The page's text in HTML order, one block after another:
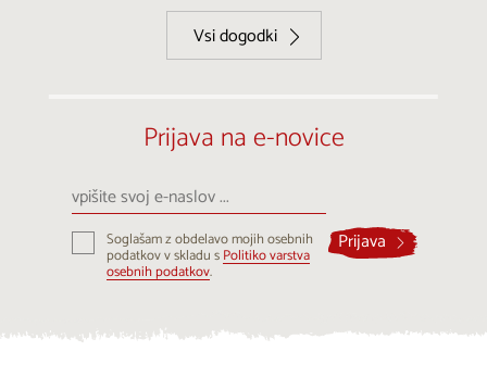
Vsi dogodki
Prijava na e-novice
vpišite
svoj
e-
naslovSoglašam z obdelavo mojih osebnih
podatkov v skladu sPolitiko varstva
osebnih podatkov.
Prijava